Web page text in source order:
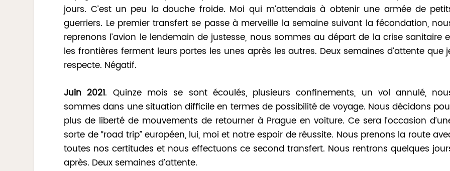
jours. C’est un peu la douche froide. Moi qui m’attendais à obtenir une armée de
guerriers. Le premier transfert se passe à merveille la semaine suivant la fécondation,
reprenons l’avion le lendemain de justesse, nous sommes au départ de la crise sanitaire
les frontières ferment leurs portes les unes après les autres. Deux semaines d’attente que
respecte. Négatif.
Juin 2021. Quinze mois se sont écoulés, plusieurs confinements, un vol annulé,
sommes dans une situation difficile en termes de possibilité de voyage. Nous décidons
plus de liberté de mouvements de retourner à Prague en voiture. Ce sera l’occasion
sorte de “road trip” européen, lui, moi et notre espoir de réussite. Nous prenons la route
toutes nos certitudes et nous effectuons ce second transfert. Nous rentrons quelques
après. Deux semaines d’attente.